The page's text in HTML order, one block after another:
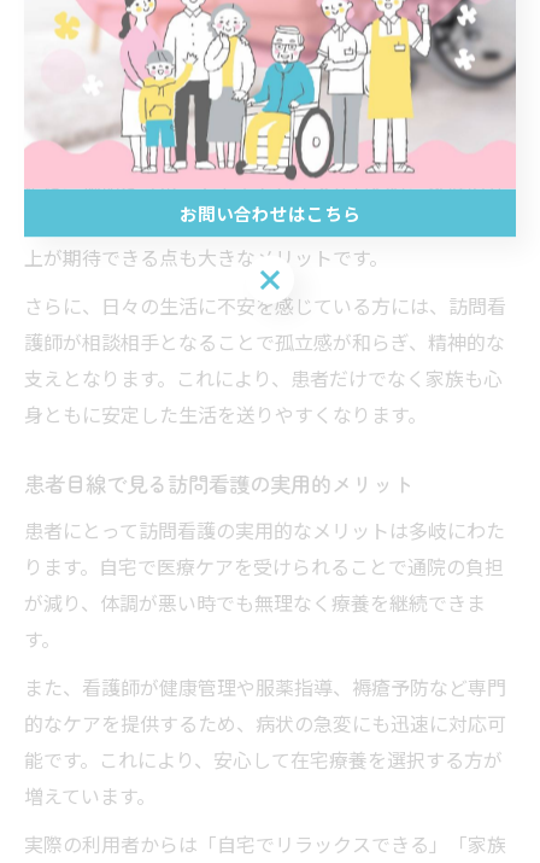
役立つサービスです。看護師が定期的に訪問し、健康状
態の観察や医療的処置を行うことで、患者は安心して自
宅で過ごせます。
たとえば、入浴や排泄、食事などの身体介助が必要な方
には、適切なサポートやアドバイスが行われ、家族の介
護負担も軽減されます。日常生活動作（ADL）の維持・向
上が期待できる点も大きなメリットです。
さらに、日々の生活に不安を感じている方には、訪問看
護師が相談相手となることで孤立感が和らぎ、精神的な
支えとなります。これにより、患者だけでなく家族も心
身ともに安定した生活を送りやすくなります。
患者目線で見る訪問看護の実用的メリット
患者にとって訪問看護の実用的なメリットは多岐にわた
ります。自宅で医療ケアを受けられることで通院の負担
が減り、体調が悪い時でも無理なく療養を継続できま
す。
また、看護師が健康管理や服薬指導、褥瘡予防など専門
的なケアを提供するため、病状の急変にも迅速に対応可
能です。これにより、安心して在宅療養を選択する方が
増えています。
実際の利用者からは「自宅でリラックスできる」「家族
お問い合わせはこちら
お問い合わせはこちら